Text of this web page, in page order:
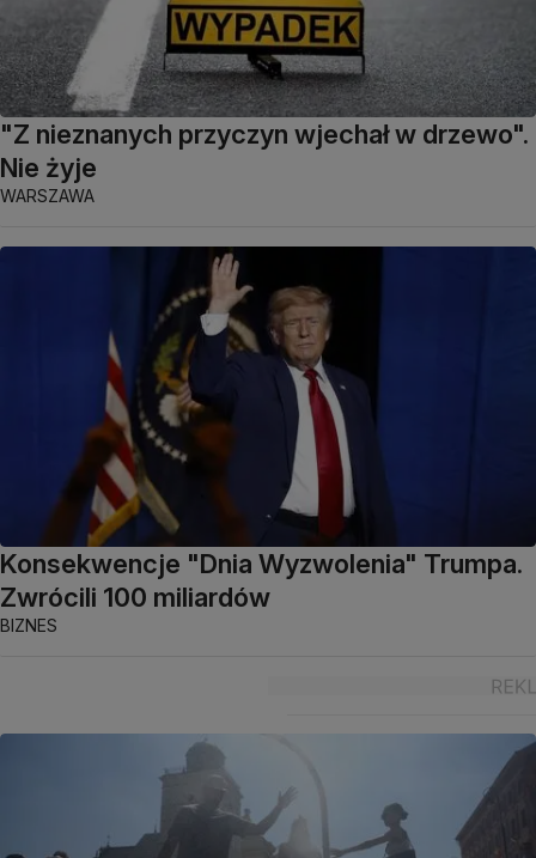
"Z nieznanych przyczyn wjechał w drzewo".
Nie żyje
WARSZAWA
Konsekwencje "Dnia Wyzwolenia" Trumpa.
Zwrócili 100 miliardów
BIZNES